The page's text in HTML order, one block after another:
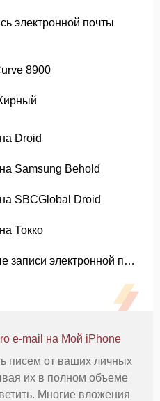
электронной почты
8900
Droid
Samsung Behold
SBCGlobal Droid
Токко
Как настроить учетные записи электронной почты на iPhone
e-mail на Мой iPhone
писем от ваших личных
их в полном объеме
Многие вложения